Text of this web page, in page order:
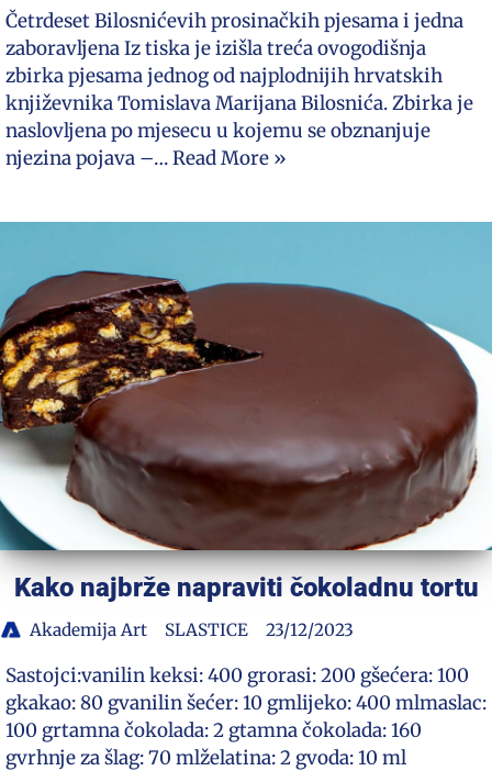
Četrdeset Bilosnićevih prosinačkih pjesama i jedna
zaboravljena Iz tiska je izišla treća ovogodišnja
zbirka pjesama jednog od najplodnijih hrvatskih
književnika Tomislava Marijana Bilosnića. Zbirka je
naslovljena po mjesecu u kojemu se obznanjuje
njezina pojava –…Read More »
Kako najbrže napraviti čokoladnu tortu
Akademija Art SLASTICE 23/12/2023
Sastojci:vanilin keksi: 400 grorasi: 200 gšećera: 100
gkakao: 80 gvanilin šećer: 10 gmlijeko: 400 mlmaslac:
100 grtamna čokolada: 2 gtamna čokolada: 160
gvrhnje za šlag: 70 mlželatina: 2 gvoda: 10 ml